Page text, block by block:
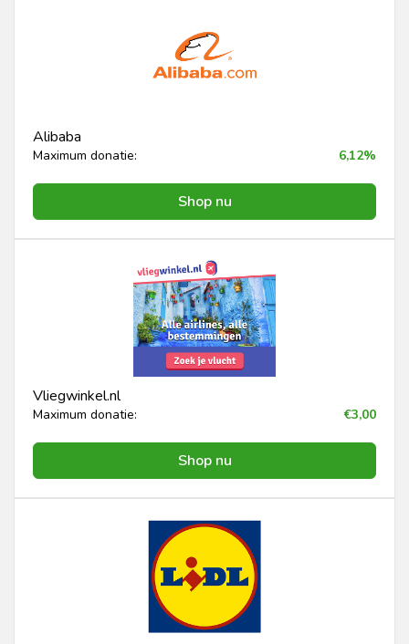
Alibaba
Maximum donatie: 6,12%
Shop nu
Vliegwinkel.nl
Maximum donatie: €3,00
Shop nu